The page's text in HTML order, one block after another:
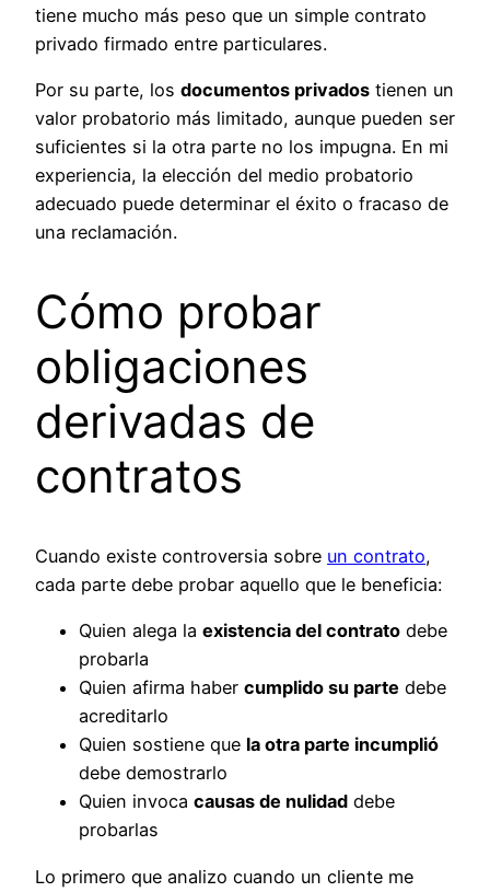
tiene mucho más peso que un simple contrato
privado firmado entre particulares.
Por su parte, los documentos privados tienen un
valor probatorio más limitado, aunque pueden ser
suficientes si la otra parte no los impugna. En mi
experiencia, la elección del medio probatorio
adecuado puede determinar el éxito o fracaso de
una reclamación.
Cómo probar
obligaciones
derivadas de
contratos
Cuando existe controversia sobre un contrato,
cada parte debe probar aquello que le beneficia:
Quien alega la existencia del contrato debe
probarla
Quien afirma haber cumplido su parte debe
acreditarlo
Quien sostiene que la otra parte incumplió
debe demostrarlo
Quien invoca causas de nulidad debe
probarlas
Lo primero que analizo cuando un cliente me